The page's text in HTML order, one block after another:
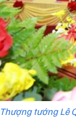
Thượng tướng Lê